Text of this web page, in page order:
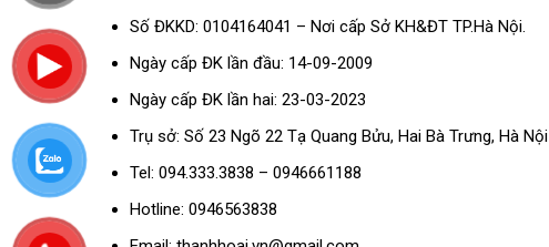
Số ĐKKD: 0104164041 – Nơi cấp Sở KH&ĐT TP.Hà Nội.
Ngày cấp ĐK lần đầu: 14-09-2009
Ngày cấp ĐK lần hai: 23-03-2023
Trụ sở: Số 23 Ngõ 22 Tạ Quang Bửu, Hai Bà Trưng, Hà Nội
Tel: 094.333.3838 – 0946661188
Hotline: 0946563838